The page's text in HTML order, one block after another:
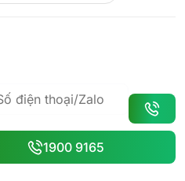
1900 9165